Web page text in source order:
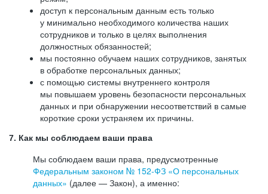
доступ к персональным данным есть только
у минимально необходимого количества наших
сотрудников и только в целях выполнения
должностных обязанностей;
мы постоянно обучаем наших сотрудников, занятых
в обработке персональных данных;
с помощью системы внутреннего контроля
мы повышаем уровень безопасности персональных
данных и при обнаружении несоответствий в самые
короткие сроки устраняем их причины.
7. Как мы соблюдаем ваши права
Мы соблюдаем ваши права, предусмотренные
Федеральным законом № 152-ФЗ «О персональных
данных» (далее — Закон), а именно: